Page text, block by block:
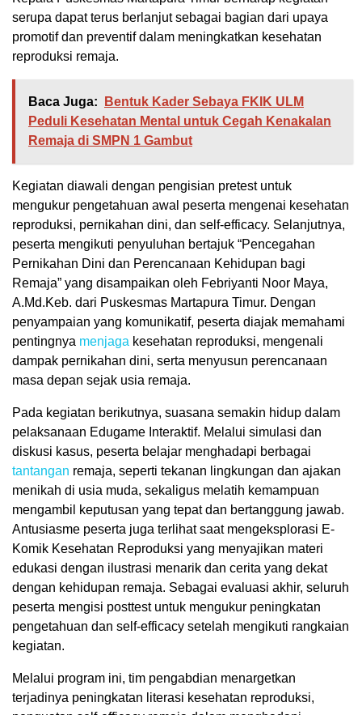
serupa dapat terus berlanjut sebagai bagian dari upaya
promotif dan preventif dalam meningkatkan kesehatan
reproduksi remaja.
Baca Juga:
Bentuk Kader Sebaya FKIK ULM
Peduli Kesehatan Mental untuk Cegah Kenakalan
Remaja di SMPN 1 Gambut
Kegiatan diawali dengan pengisian pretest untuk
mengukur pengetahuan awal peserta mengenai kesehatan
reproduksi, pernikahan dini, dan self-efficacy. Selanjutnya,
peserta mengikuti penyuluhan bertajuk “Pencegahan
Pernikahan Dini dan Perencanaan Kehidupan bagi
Remaja” yang disampaikan oleh Febriyanti Noor Maya,
A.Md.Keb. dari Puskesmas Martapura Timur. Dengan
penyampaian yang komunikatif, peserta diajak memahami
pentingnya menjaga kesehatan reproduksi, mengenali
dampak pernikahan dini, serta menyusun perencanaan
masa depan sejak usia remaja.
Pada kegiatan berikutnya, suasana semakin hidup dalam
pelaksanaan Edugame Interaktif. Melalui simulasi dan
diskusi kasus, peserta belajar menghadapi berbagai
tantangan remaja, seperti tekanan lingkungan dan ajakan
menikah di usia muda, sekaligus melatih kemampuan
mengambil keputusan yang tepat dan bertanggung jawab.
Antusiasme peserta juga terlihat saat mengeksplorasi E-
Komik Kesehatan Reproduksi yang menyajikan materi
edukasi dengan ilustrasi menarik dan cerita yang dekat
dengan kehidupan remaja. Sebagai evaluasi akhir, seluruh
peserta mengisi posttest untuk mengukur peningkatan
pengetahuan dan self-efficacy setelah mengikuti rangkaian
kegiatan.
Melalui program ini, tim pengabdian menargetkan
terjadinya peningkatan literasi kesehatan reproduksi,